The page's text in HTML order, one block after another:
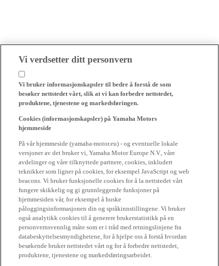
Vi verdsetter ditt personvern
Vi bruker informasjonskapsler til bedre å forstå de som
besøker nettstedet vårt, slik at vi kan forbedre nettstedet,
produktene, tjenestene og markedsføringen.
Cookies (informasjonskapsler) på Yamaha Motors
hjemmeside
På vår hjemmeside (yamaha-motor.eu) - og eventuelle lokale
versjoner av det bruker vi, Yamaha Motor Europe N.V., våre
avdelinger og våre tilknyttede partnere, cookies, inkludert
teknikker som ligner på cookies, for eksempel JavaScript og web
beacons. Vi bruker funksjonelle cookies for å la nettstedet vårt
fungere skikkelig og gi grunnleggende funksjoner på
hjemmesiden vår, for eksempel å huske
påloggingsinformasjonen din og språkinnstillingene. Vi bruker
også analytikk cookies til å generere brukerstatistikk på en
personvernsvennlig måte som er i tråd med retningslinjene fra
databeskyttelsesmyndighetene, for å hjelpe oss å forstå hvordan
besøkende bruker nettstedet vårt og for å forbedre nettstedet,
produktene, tjenestene og markedsføringsarbeidet.